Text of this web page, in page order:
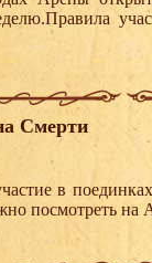
Смерти
в
посмотреть на